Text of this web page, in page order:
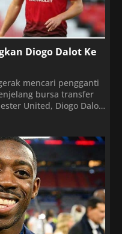
Diogo Dalot Ke
mencari pengganti
bursa transfer
United, Diogo Dalot,
dipertimbangkan
memang
di lini pertahanan
Carvajal pada akhir
[…]